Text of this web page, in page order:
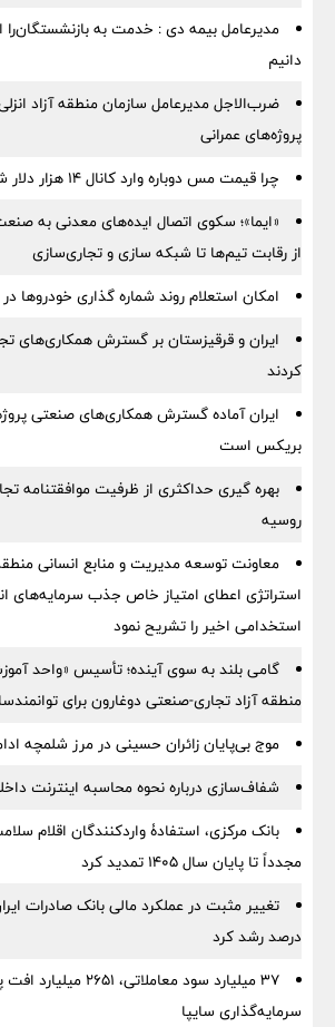
مدیرعامل بیمه دی : خدمت به بازنشستگان‌را
دانیم
ضرب‌الاجل مدیرعامل سازمان منطقه آزاد
پروژه‌های عمرانی
چرا قیمت مس دوباره وارد کانال ۱۴ هزار دلار شد
«ایما»؛ سکوی اتصال ایده‌های معدنی به
از رقابت تیم‌ها تا شبکه سازی و تجاری‌سازی
امکان استعلام روند شماره گذاری خودروها
ایران و قرقیزستان بر گسترش همکاری‌های
کردند
ایران آماده گسترش همکاری‌های صنعتی
بریکس است
بهره گیری حداکثری از ظرفیت موافقتنامه
روسیه
معاونت توسعه مدیریت و منابع انسانی
استراتژی اعطای امتیاز خاص جذب سرمایه‌های
استخدامی اخیر را تشریح نمود
گامی بلند به سوی آینده؛ تأسیس «واحد
منطقه آزاد تجاری-صنعتی دوغارون برای
موج بی‌پایان زائران حسینی در مرز شلمچه
شفاف‌سازی درباره نحوه محاسبه اینترنت
بانک مرکزی، استفادۀ واردکنندگان اقلام
مجدداً تا پایان سال ۱۴۰۵ تمدید کرد
درصد رشد کرد
۳۷ میلیارد سود معاملاتی،
سرمایه‌گذاری سایپا